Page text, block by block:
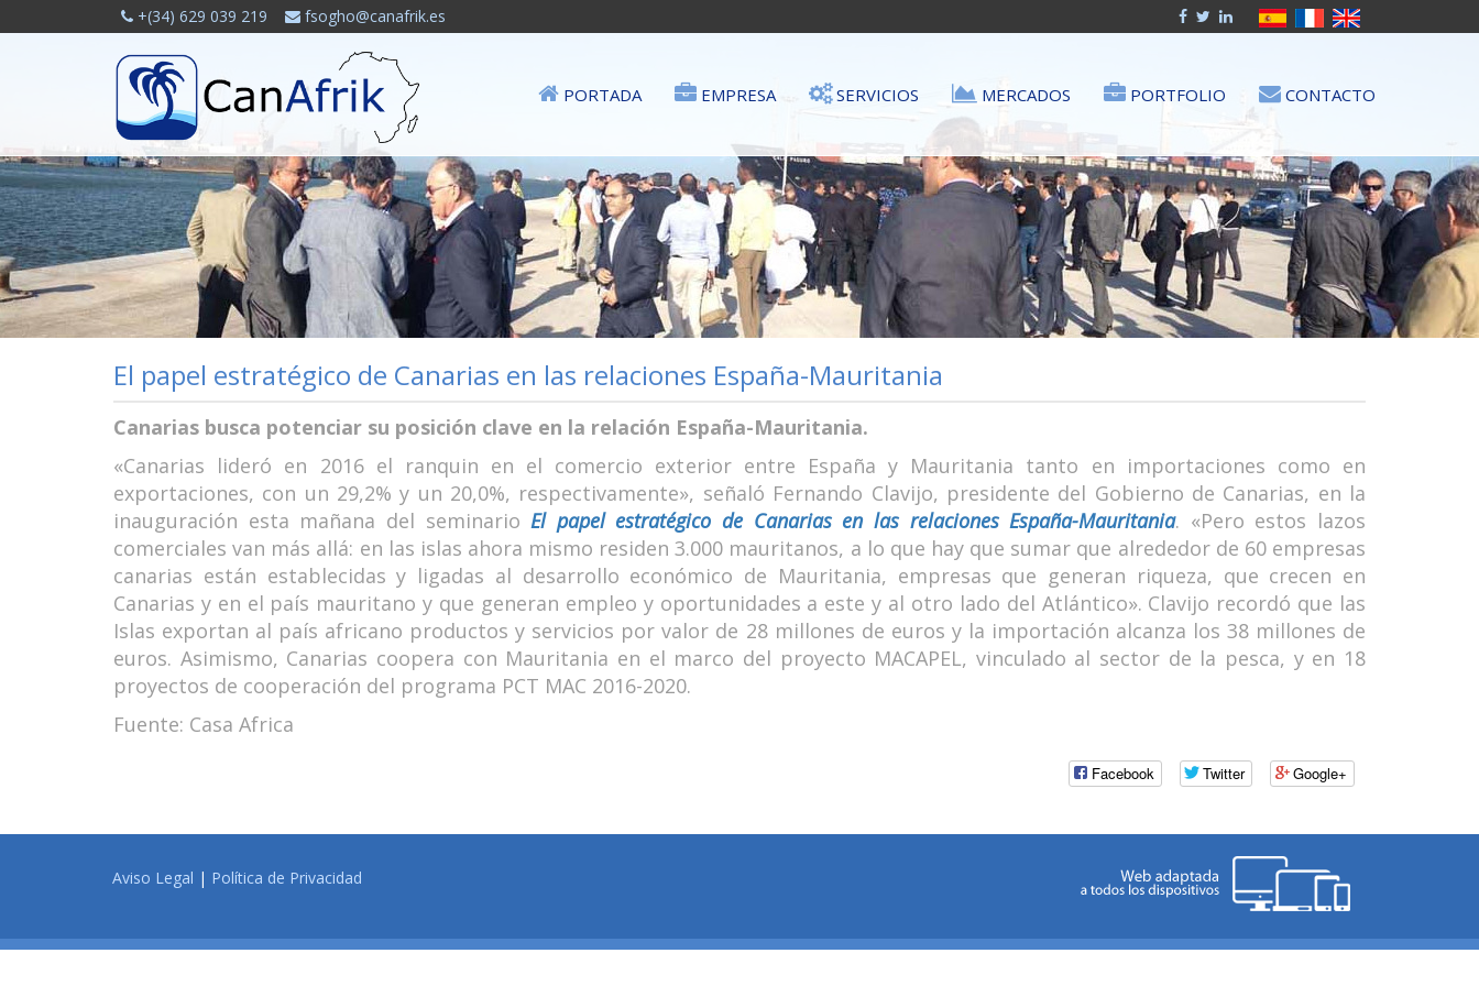
+(34) 629 039 219 fsogho@canafrik.es
PORTADA EMPRESA SERVICIOS MERCADOS PORTFOLIO CONTACTO
El papel estratégico de Canarias en las relaciones España-Mauritania
Canarias busca potenciar su posición clave en la relación España-Mauritania.
«Canarias lideró en 2016 el ranquin en el comercio exterior entre España y Mauritania tanto en importaciones como en
exportaciones, con un 29,2% y un 20,0%, respectivamente», señaló Fernando Clavijo, presidente del Gobierno de Canarias, en la
inauguración esta mañana del seminarioEl papel estratégico de Canarias en las relaciones España-Mauritania. «Pero estos lazos
comerciales van más allá: en las islas ahora mismo residen 3.000 mauritanos, a lo que hay que sumar que alrededor de 60 empresas
canarias están establecidas y ligadas al desarrollo económico de Mauritania, empresas que generan riqueza, que crecen en
Canarias y en el país mauritano y que generan empleo y oportunidades a este y al otro lado del Atlántico». Clavijo recordó que las
Islas exportan al país africano productos y servicios por valor de 28 millones de euros y la importación alcanza los 38 millones de
euros. Asimismo, Canarias coopera con Mauritania en el marco del proyecto MACAPEL, vinculado al sector de la pesca, y en 18
proyectos de cooperación del programa PCT MAC 2016-2020.
Fuente: Casa Africa
Facebook Twitter Google+
Aviso Legal | Política de Privacidad